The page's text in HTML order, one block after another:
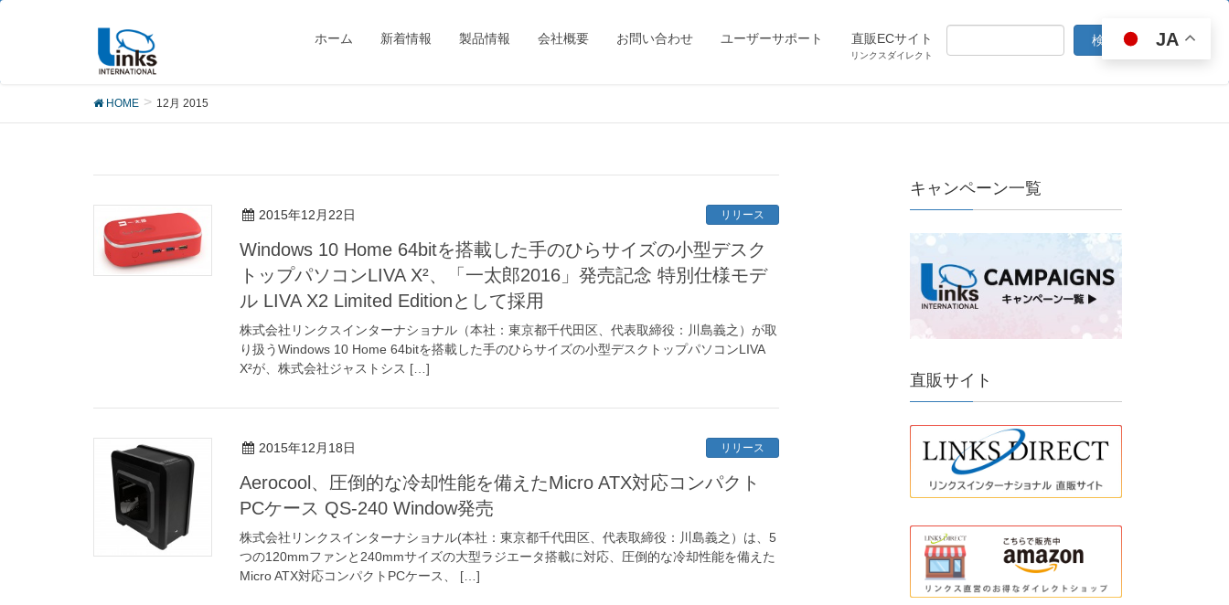
ホーム 新着情報 製品情報 会社概要 お問い合わせ ユーザーサポート 直販ECサイト
リンクスダイレクト
12月 2015
HOME 12月 2015
2015年12月22日 リリース
Windows 10 Home 64bitを搭載した手のひらサイズの小型デスク
トップパソコンLIVA X²、「一太郎2016」発売記念 特別仕様モデ
ル LIVA X2 Limited Editionとして採用
株式会社リンクスインターナショナル（本社：東京都千代田区、代表取締役：川島義之）が取
り扱うWindows 10 Home 64bitを搭載した手のひらサイズの小型デスクトップパソコンLIVA
X²が、株式会社ジャストシス […]
2015年12月18日 リリース
Aerocool、圧倒的な冷却性能を備えたMicro ATX対応コンパクト
PCケース QS-240 Window発売
株式会社リンクスインターナショナル(本社：東京都千代田区、代表取締役：川島義之）は、5
つの120mmファンと240mmサイズの大型ラジエータ搭載に対応、圧倒的な冷却性能を備えた
Micro ATX対応コンパクトPCケース、 […]
キャンペーン一覧
直販サイト
JA